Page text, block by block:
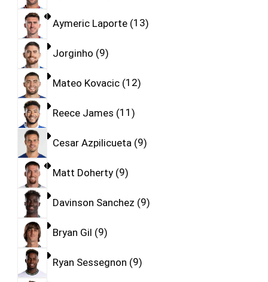
Aymeric Laporte 13
Jorginho 9
Mateo Kovacic 12
Reece James 11
Cesar Azpilicueta 9
Matt Doherty 9
Davinson Sanchez 9
Bryan Gil 9
Ryan Sessegnon 9